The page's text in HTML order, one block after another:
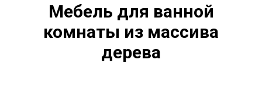
Мебель для ванной
комнаты из массива
дерева